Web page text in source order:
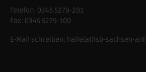
Telefon: 0345 5279-201
Fax: 0345 5279-100
E-Mail schreiben: halle(at)lsb-sachsen-